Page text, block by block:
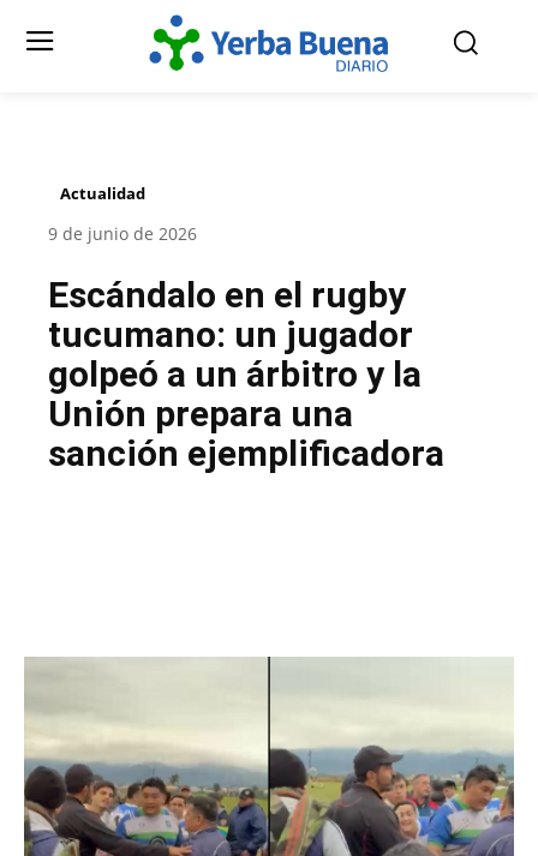
Actualidad
9 de junio de 2026
Escándalo en el rugby
tucumano: un jugador
golpeó a un árbitro y la
Unión prepara una
sanción ejemplificadora